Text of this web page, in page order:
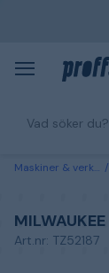
Maskiner & verktyg
MILWAUKEE
Art.nr: TZ52187